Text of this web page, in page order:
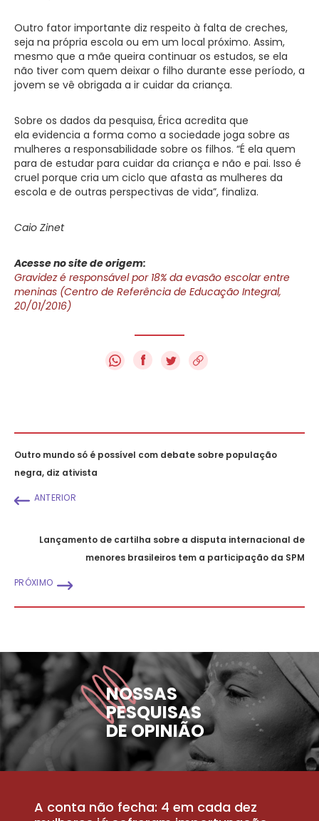
Outro fator importante diz respeito à falta de creches,
seja na própria escola ou em um local próximo. Assim,
mesmo que a mãe queira continuar os estudos, se ela
não tiver com quem deixar o filho durante esse período, a
jovem se vê obrigada a ir cuidar da criança.
Sobre os dados da pesquisa, Érica acredita que
ela evidencia a forma como a sociedade joga sobre as
mulheres a responsabilidade sobre os filhos. “É ela quem
para de estudar para cuidar da criança e não e pai. Isso é
cruel porque cria um ciclo que afasta as mulheres da
escola e de outras perspectivas de vida”, finaliza.
Caio Zinet
Acesse no site de origem:
Gravidez é responsável por 18% da evasão escolar entre
meninas (Centro de Referência de Educação Integral,
20/01/2016)
f
Outro mundo só é possível com debate sobre população
negra, diz ativista
ANTERIOR
Lançamento de cartilha sobre a disputa internacional de
menores brasileiros tem a participação da SPM
PRÓXIMO
NOSSAS
PESQUISAS
DE OPINIÃO
A conta não fecha: 4 em cada dez